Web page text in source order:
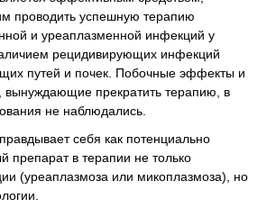
проводить успешную терапию
и уреаплазменной инфекций у
рецидивирующих инфекций
путей и почек. Побочные эффекты и
вынуждающие прекратить терапию, в
не наблюдались.
себя как потенциально
препарат в терапии не только
(уреаплазмоза или микоплазмоза), но